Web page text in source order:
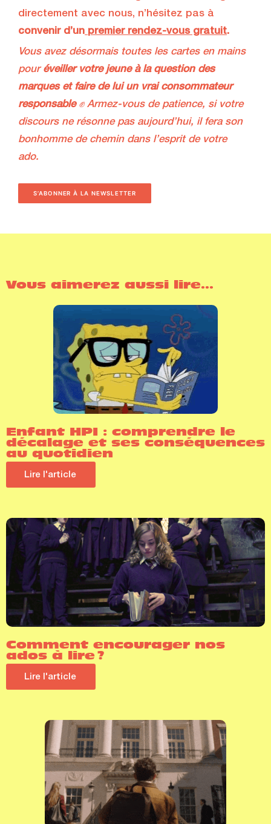
directement avec nous, n’hésitez pas à
convenir d’un premier rendez-vous gratuit.
Vous avez désormais toutes les cartes en mains
pouréveiller votre jeune à la question des
marques et faire de lui un vrai consommateur
responsable✊ Armez-vous de patience, si votre
discours ne résonne pas aujourd’hui, il fera son
bonhomme de chemin dans l’esprit de votre
ado.
S’ABONNER À LA NEWSLETTER
Vous aimerez aussi lire...
Enfant HPI : comprendre le
décalage et ses conséquences
au quotidien
Lire l'article
Comment encourager nos
ados à lire ?
Lire l'article